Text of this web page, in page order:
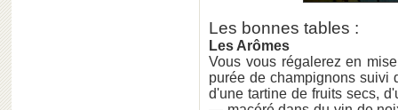
Les bonnes tables :
Les Arômes
Vous vous régalerez en
purée de champignons suivi
d'une tartine de fruits secs,